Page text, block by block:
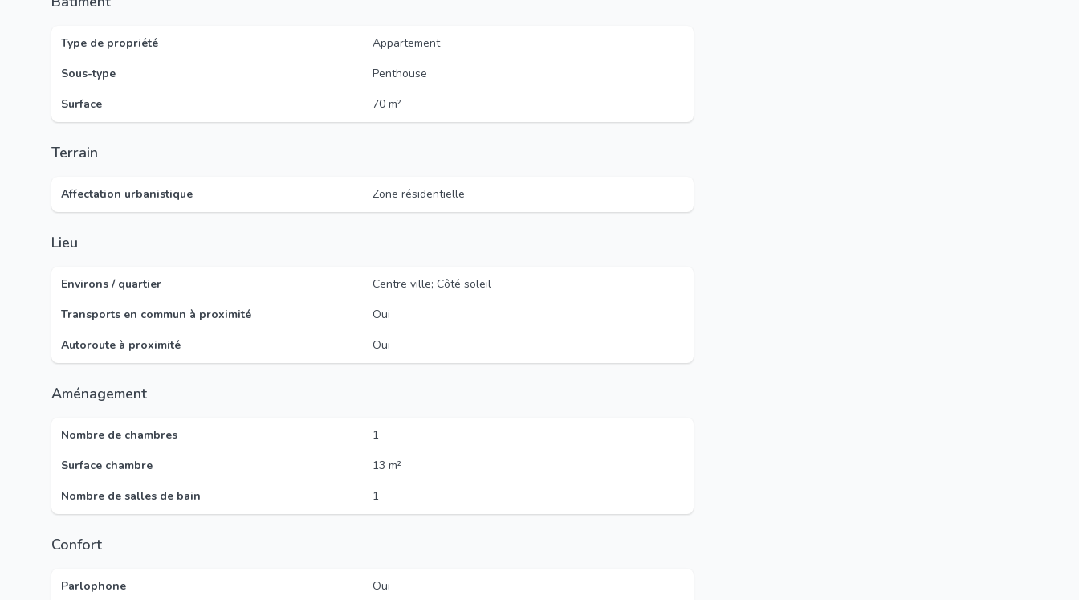
Type de propriété
Appartement
Sous-type
Penthouse
Surface
70 m²
Terrain
Affectation urbanistique Zone résidentielle
Lieu
Environs / quartier
Centre ville; Côté soleil
Transports en commun à proximité
Oui
Autoroute à proximité
Oui
Aménagement
Nombre de chambres
1
Surface chambre
13 m²
Nombre de salles de bain
1
Confort
Parlophone
Oui